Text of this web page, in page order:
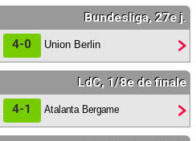
Bundesliga, 27e j.
4-0 Union Berlin
LdC, 1/8e de finale
4-1 Atalanta Bergame